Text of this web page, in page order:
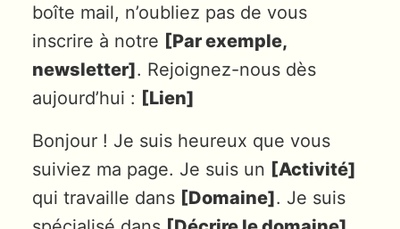
boîte mail, n’oubliez pas de vous
inscrire à notre [Par exemple,
newsletter]. Rejoignez-nous dès
aujourd’hui : [Lien]
Bonjour ! Je suis heureux que vous
suiviez ma page. Je suis un [Activité]
qui travaille dans [Domaine]. Je suis